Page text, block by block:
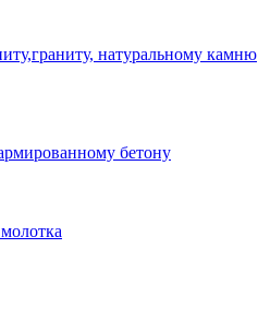
натуральному камню
бетону